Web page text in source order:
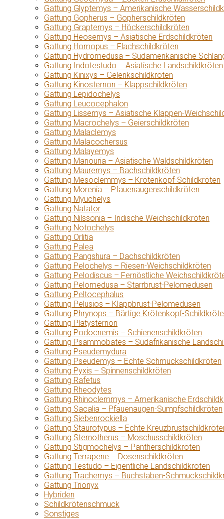
Gattung Glyptemys – Amerikanische
Gattung Gopherus – Gopherschildkröten
Gattung Graptemys – Höckerschildkröten
Gattung Heosemys – Asiatische Erdschildkröten
Gattung Homopus – Flachschildkröten
Gattung Hydromedusa – Südamerikanische
Gattung Indotestudo – Asiatische Landschildkröten
Gattung Kinixys – Gelenkschildkröten
Gattung Kinosternon – Klappschildkröten
Gattung Lepidochelys
Gattung Leucocephalon
Gattung Lissemys – Asiatische Klappen-
Gattung Macrochelys – Geierschildkröten
Gattung Malaclemys
Gattung Malacochersus
Gattung Malayemys
Gattung Manouria – Asiatische Waldschildkröten
Gattung Mauremys – Bachschildkröten
Gattung Mesoclemmys – Krötenkopf-Schildkröten
Gattung Morenia – Pfauenaugenschildkröten
Gattung Myuchelys
Gattung Natator
Gattung Nilssonia – Indische Weichschildkröten
Gattung Notochelys
Gattung Orlitia
Gattung Palea
Gattung Pangshura – Dachschildkröten
Gattung Pelochelys – Riesen-Weichschildkröten
Gattung Pelodiscus – Fernöstliche
Gattung Pelomedusa – Starrbrust-Pelomedusen
Gattung Peltocephalus
Gattung Pelusios – Klappbrust-Pelomedusen
Gattung Phrynops – Bärtige Krötenkopf-
Gattung Platysternon
Gattung Podocnemis – Schienenschildkröten
Gattung Psammobates – Südafrikanische
Gattung Pseudemydura
Gattung Pseudemys – Echte Schmuckschildkröten
Gattung Pyxis – Spinnenschildkröten
Gattung Rafetus
Gattung Rheodytes
Gattung Rhinoclemmys – Amerikanische
Gattung Sacalia – Pfauenaugen-Sumpfschildkröten
Gattung Siebenrockiella
Gattung Staurotypus – Echte
Gattung Sternotherus – Moschusschildkröten
Gattung Stigmochelys – Pantherschildkröten
Gattung Terrapene – Dosenschildkröten
Gattung Testudo – Eigentliche Landschildkröten
Gattung Trachemys – Buchstaben-
Gattung Trionyx
Hybriden
Schildkrötenschmuck
Sonstiges